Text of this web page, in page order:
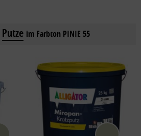
Putze im Farbton PINIE 55